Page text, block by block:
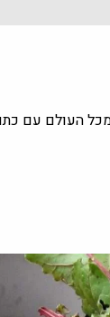
העולם עם